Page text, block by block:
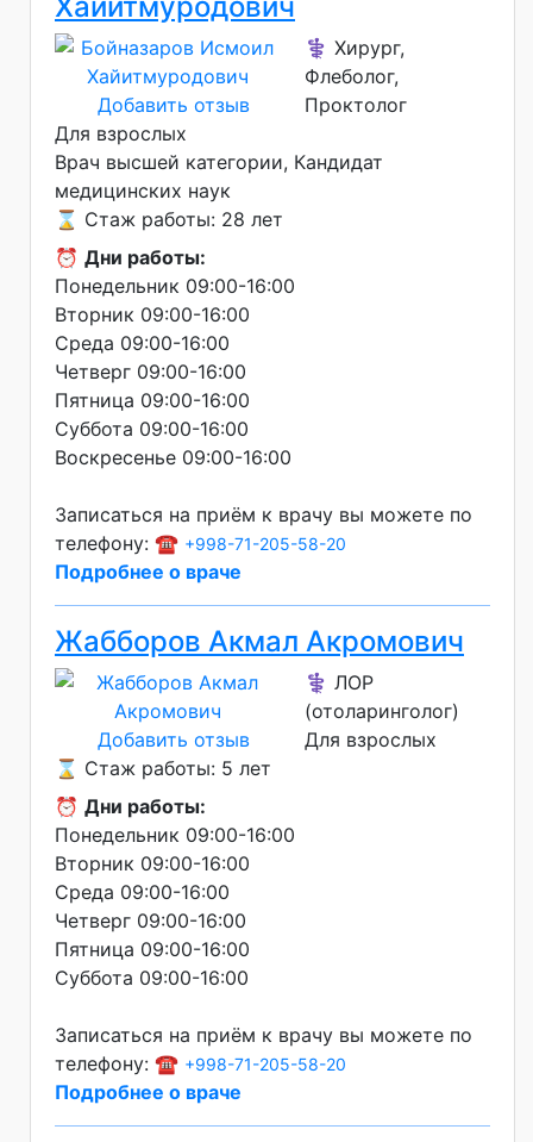
Добавить отзыв
⚕️ Хирург,
Флеболог,
Проктолог
Для взрослых
Врач высшей категории Кандидат
медицинских наук
⌛ Стаж работы: 28 лет
⏰ Дни работы:
Понедельник 09:00-16:00
Вторник 09:00-16:00
Среда 09:00-16:00
Четверг 09:00-16:00
Пятница 09:00-16:00
Суббота 09:00-16:00
Воскресенье 09:00-16:00
Записаться на приём к врачу вы можете по
телефону: ☎️ +998-71-205-58-20
Подробнее о враче
Жабборов Акмал Акромович
Добавить отзыв
⚕️ ЛОР
(отоларинголог)
Для взрослых
⌛ Стаж работы: 5 лет
⏰ Дни работы:
Понедельник 09:00-16:00
Вторник 09:00-16:00
Среда 09:00-16:00
Четверг 09:00-16:00
Пятница 09:00-16:00
Суббота 09:00-16:00
Записаться на приём к врачу вы можете по
телефону: ☎️ +998-71-205-58-20
Подробнее о враче